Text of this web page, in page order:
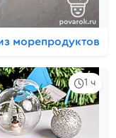
морепродуктов
1 ч